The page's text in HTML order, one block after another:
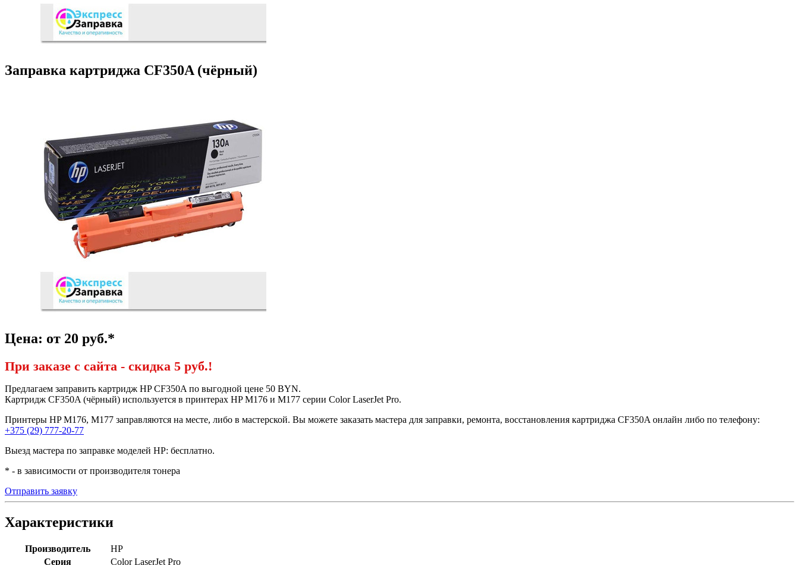
Заправка картриджа CF350A (чёрный)
Цена: от 20 руб.*
При заказе с сайта - скидка 5 руб.!
Предлагаем заправить картридж HP CF350A по выгодной цене 50 BYN.
Картридж CF350A (чёрный) используется в принтерах HP M176 и M177 серии Color LaserJet Pro.
Принтеры HP M176, M177 заправляются на месте, либо в мастерской. Вы можете заказать мастера для заправки, ремонта, восстановления картриджа CF350A онлайн либо по телефону:
+375 (29) 777-20-77
Выезд мастера по заправке моделей HP: бесплатно.
* - в зависимости от производителя тонера
Отправить заявку
Характеристики
Производитель
HP
Серия
Color LaserJet Pro